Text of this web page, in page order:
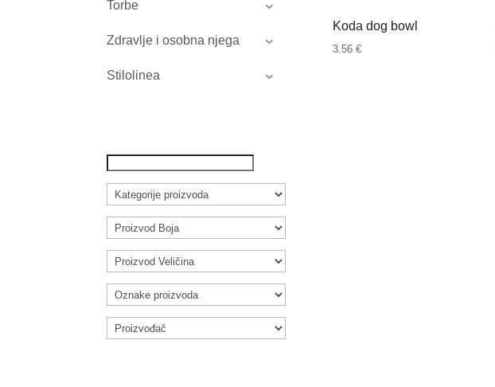
Torbe
Zdravlje i osobna njega
Stilolinea
Koda dog bowl
3.56 €